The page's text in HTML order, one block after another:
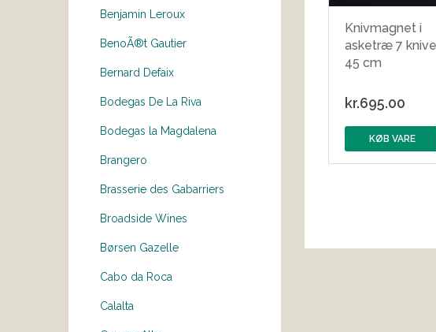
Benjamin Leroux
BenoÃ®t Gautier
Bernard Defaix
Bodegas De La Riva
Bodegas la Magdalena
Brangero
Brasserie des Gabarriers
Broadside Wines
Børsen Gazelle
Cabo da Roca
Calalta
Knivmagnet i
asketræ 7 knive
45 cm
kr.695.00
KØB VARE